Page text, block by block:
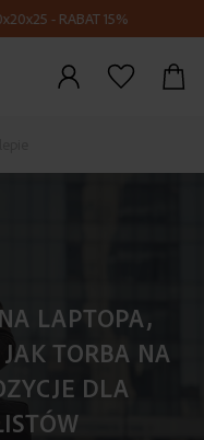
15%
LAPTOPA,
TORBA NA
DLA